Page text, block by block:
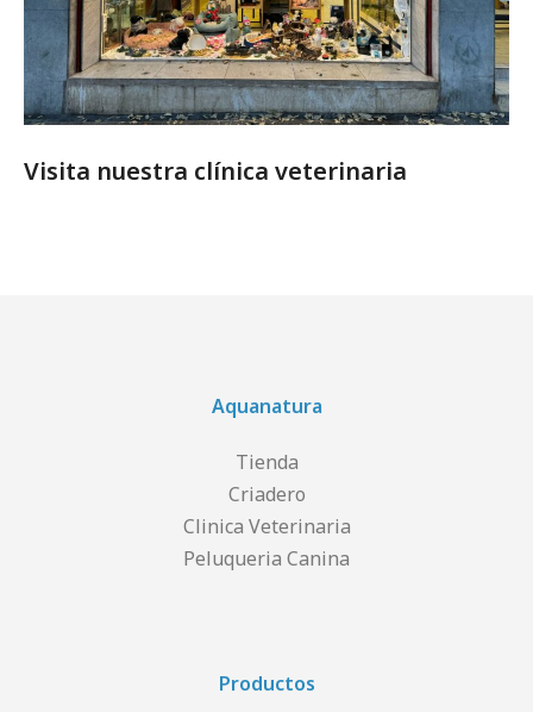
Visita nuestra clínica veterinaria
Aquanatura
Tienda
Criadero
Clinica Veterinaria
Peluqueria Canina
Productos